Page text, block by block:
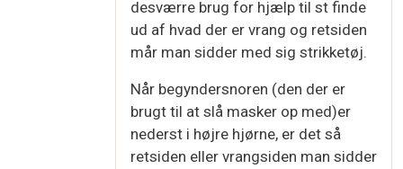
desværre brug for hjælp til st finde
ud af hvad der er vrang og retsiden
mår man sidder med sig strikketøj.
Når begyndersnoren (den der er
brugt til at slå masker op med)er
nederst i højre hjørne, er det så
retsiden eller vrangsiden man sidder